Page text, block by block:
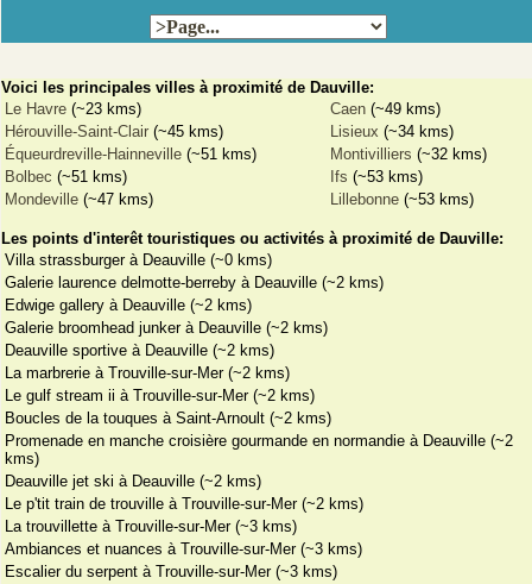
Voici les principales villes à proximité de Dauville:
Le Havre (~23 kms) Caen (~49 kms)
Hérouville-Saint-Clair (~45 kms) Lisieux (~34 kms)
Équeurdreville-Hainneville (~51 kms) Montivilliers (~32 kms)
Bolbec (~51 kms) Ifs (~53 kms)
Mondeville (~47 kms) Lillebonne (~53 kms)
Les points d'interêt touristiques ou activités à proximité de Dauville:
Villa strassburger à Deauville (~0 kms)
Galerie laurence delmotte-berreby à Deauville (~2 kms)
Edwige gallery à Deauville (~2 kms)
Galerie broomhead junker à Deauville (~2 kms)
Deauville sportive à Deauville (~2 kms)
La marbrerie à Trouville-sur-Mer (~2 kms)
Le gulf stream ii à Trouville-sur-Mer (~2 kms)
Boucles de la touques à Saint-Arnoult (~2 kms)
Promenade en manche croisière gourmande en normandie à Deauville (~2
kms)
Deauville jet ski à Deauville (~2 kms)
Le p'tit train de trouville à Trouville-sur-Mer (~2 kms)
La trouvillette à Trouville-sur-Mer (~3 kms)
Ambiances et nuances à Trouville-sur-Mer (~3 kms)
Escalier du serpent à Trouville-sur-Mer (~3 kms)